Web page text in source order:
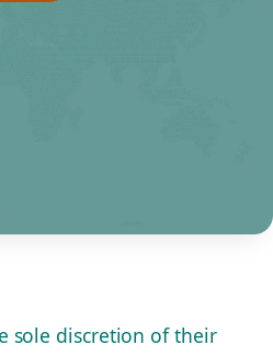
sole discretion of their